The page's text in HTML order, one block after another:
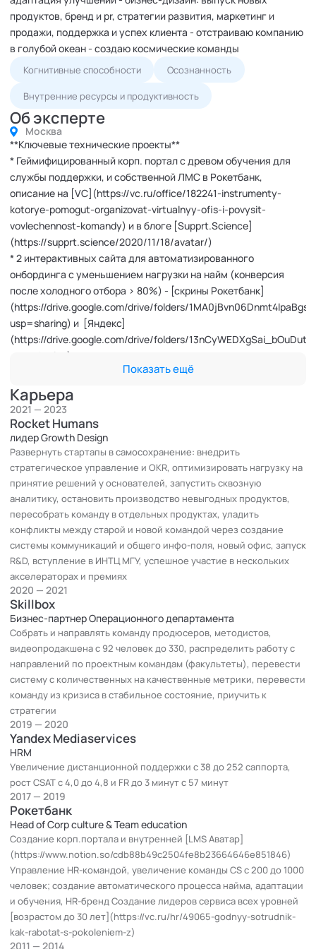
продуктов, бренд и pr, стратегии развития, маркетинг и
продажи, поддержка и успех клиента - отстраиваю компанию
в голубой океан - создаю космические команды
Когнитивные способности Осознанность
Внутренние ресурсы и продуктивность
Об эксперте
Москва
**Ключевые технические проекты**
* Геймифицированный корп. портал с древом обучения для
службы поддержки, и собственной ЛМС в Рокетбанк,
описание на [VC](https://vc.ru/office/182241-instrumenty-
kotorye-pomogut-organizovat-virtualnyy-ofis-i-povysit-
vovlechennost-komandy) и в блоге [Supprt.Science]
(https://supprt.science/2020/11/18/avatar/)
* 2 интерактивных сайта для автоматизированного
онбординга с уменьшением нагрузки на найм (конверсия
после холодного отбора > 80%) - [скрины Рокетбанк]
(https://drive.google.com/drive/folders/
usp=sharing) и [Яндекс]
(https://drive.google.com/drive/folders/
usp=sharing)
* Инструмент проверки качества ответов службы поддержки
в рабочей админке: грамотность, качество и tone of voice —
[Яндекс Медиасервисы]
(https://drive.google.com/drive/folders/
usp=sharing)
* [Онбординг-бот Botanik](https://vc.ru/u/567579-supprt-
science/311218-chat-bot-kak-sposob-splotit-komandu-i-
izbavitsya-ot-rutiny): совмещение сервисов Friday, Places,
Skillbox)
* [ML бот Lia](https://lia.chat) - продукт ex-Рокетбанк.
* [RW-1](https://t.me/rocket_work_bot) — бот Рокет Ворк для
поиска работы.
* Новостной бот «Good News, everyone!»
* [LMS-бот](https://mentorway.notion.site/LMS-
71942b5debf74f1fb74991f12bc05b64)
**Дополнительно**
* Преподаю на курсе по [«Цифровой трансформации» в
Skillbox](https://skillbox.pro/business-digitalization)
* Эксперт [Академии социальных технологий](https://ast-
academy.ru), кафедры Ментальных практик
* Выступала на конференциях ПиР, CS, TechWeek, Время
инноваций, Leader ID
* Закончила курсы стилиста в Illamasqua Лондоне,
публиковалась в Vouge
* Пишу [музыку](https://soundcloud.com/mermaidmascara)
* Веду канал со своей командой про [Дизайн Опыта]
(https://t.me/xperienceteam)
* Изучаю этику ИИ, обучаю создавать коммуникационное
ядро ботов
Показать ещё
Карьера
Rocket Humans
лидер Growth Design
Развернуть стартапы в самосохранение: внедрить
стратегическое управление и OKR, оптимизировать нагрузку на
принятие решений у основателей, запустить сквозную
аналитику, остановить производство невыгодных продуктов,
пересобрать команду в отдельных продуктах, уладить
конфликты между старой и новой командой через создание
системы коммуникаций и общего инфо-поля, новый офис, запуск
R&D, вступление в ИНТЦ МГУ, успешное участие в нескольких
акселераторах и премиях
2021 — 2023
Skillbox
Бизнес-партнер Операционного департамента
Собрать и направлять команду продюсеров, методистов,
видеопродакшена с 92 человек до 330, распределить работу с
направлений по проектным командам (факультеты), перевести
систему с количественных на качественные метрики, перевести
команду из кризиса в стабильное состояние, приучить к
стратегии
2020 — 2021
Yandex Mediaservices
HRM
Увеличение дистанционной поддержки с 38 до 252 саппорта,
рост CSAT с 4,0 до 4,8 и FR до 3 минут с 57 минут
2019 — 2020
Рокетбанк
Head of Corp culture & Team education
Создание корп.портала и внутренней [LMS Аватар]
(https://www.notion.so/cdb88b49c2504fe8b23664646e851846)
Управление HR-командой, увеличение команды CS с 200 до 1000
человек; создание автоматического процесса найма, адаптации
и обучения, HR-бренд Создание лидеров сервиса всех уровней
[возрастом до 30 лет](https://vc.ru/hr/49065-godnyy-sotrudnik-
kak-rabotat-s-pokoleniem-z)
2017 — 2019
2011 — 2014